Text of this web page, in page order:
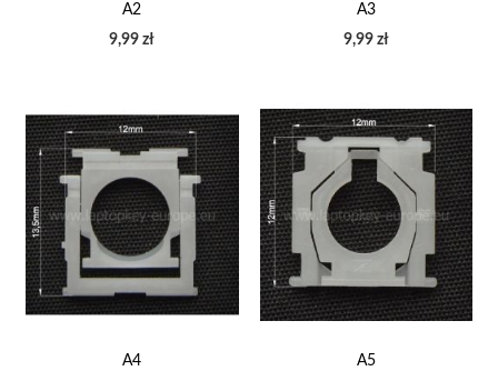
A2
9,99 zł
A3
9,99 zł
A4
A5